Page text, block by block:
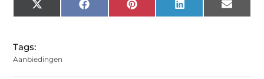
X
(Twitter)
Facebook Pinterest LinkedIn Email
Tags:
Aanbiedingen